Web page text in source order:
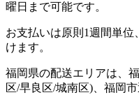
曜日まで可能です。
お支払いは原則1週間単
けます。
福岡県の配送エリアは、
区/早良区/城南区)、福岡